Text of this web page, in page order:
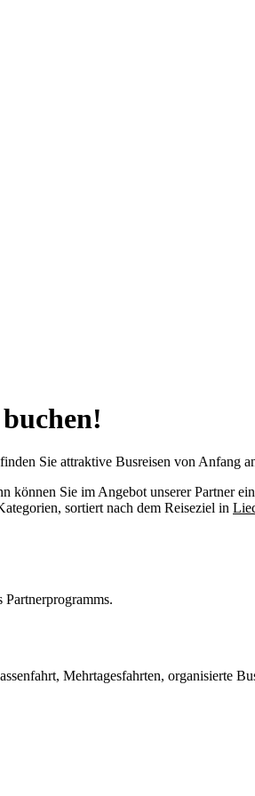
Sie attraktive Busreisen von Anfang
können Sie im Angebot unserer Partner
sortiert nach dem Reiseziel in
Mehrtagesfahrten, organisierte